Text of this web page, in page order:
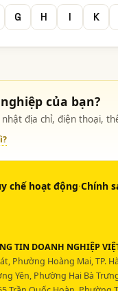
G H I K
của bạn?
nhật địa chỉ, điện thoại,
chế hoạt động·Chính
TIN DOANH NGHIỆP
Phường Hoàng Mai, TP.
Yên, Phường Hai Bà